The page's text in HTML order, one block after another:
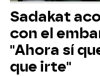
Sadakat
con el
"Ahora sí
que irte"